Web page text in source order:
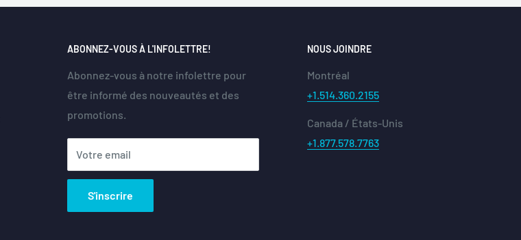
ABONNEZ-VOUS À L'INFOLETTRE!
Abonnez-vous à notre infolettre pour
être informé des nouveautés et des
promotions.
Votre email
S'inscrire
NOUS JOINDRE
Montréal
+1.514.360.2155
Canada / États-Unis
+1.877.578.7763